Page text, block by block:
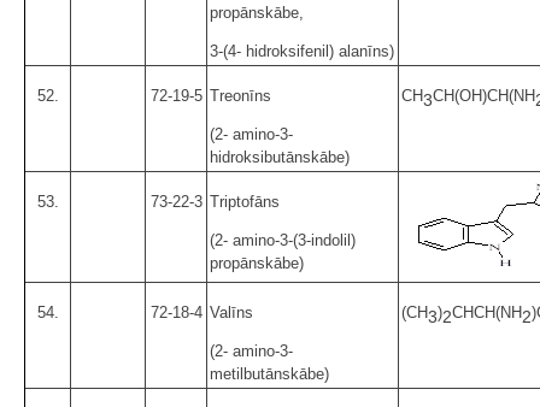
propānskābe,
3-(4- hidroksifenil) alanīns)
52. 72-19-5 Treonīns
(2- amino-3-
hidroksibutānskābe)
CH3CH(OH)CH(NH
53. 73-22-3 Triptofāns
(2- amino-3-(3-indolil)
propānskābe)
54. 72-18-4 Valīns
(2- amino-3-
metilbutānskābe)
(CH3)2CHCH(NH2